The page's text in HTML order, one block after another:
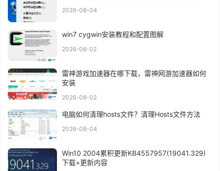
2026-08-04
win7 cygwin安装教程和配置图解
2026-08-02
雷神游戏加速器在哪下载，雷神网游加速器如何
安装
2026-08-02
电脑如何清理hosts文件？清理Hosts文件方法
2026-08-04
Win10 2004累积更新KB4557957(19041.329)
下载+更新内容